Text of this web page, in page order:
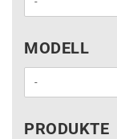
MODELL
MODELL
PRODUKTE
PRODUKTE